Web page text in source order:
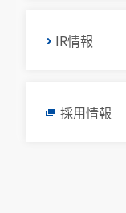
IR情報
採用情報